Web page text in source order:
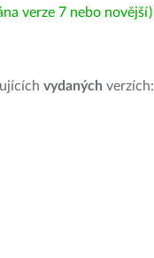
verze 7 nebo novější)
vydaných verzích: